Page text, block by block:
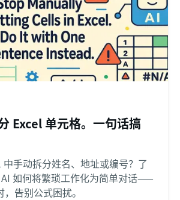
Excel 单元格。一句话搞
中手动拆分姓名、地址或编号？了
如何将繁琐工作化为简单对话——
告别公式困扰。